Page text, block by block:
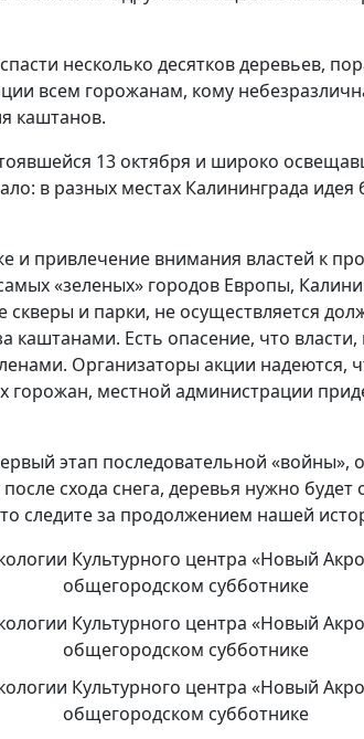
несколько десятков деревьев,
всем горожанам, кому
каштанов.
13 октября и широко
в разных местах Калининграда
и привлечение внимания властей к
«зеленых» городов Европы,
скверы и парки, не осуществляется
Есть опасение, что власти,
Организаторы акции надеются,
горожан, местной администрации
этап последовательной «войны»,
схода снега, деревья нужно
следите за продолжением нашей